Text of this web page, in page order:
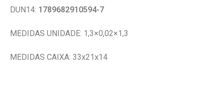
DUN14: 1789682910594-7
MEDIDAS UNIDADE: 1,3×0,02×1,3
MEDIDAS CAIXA: 33x21x14